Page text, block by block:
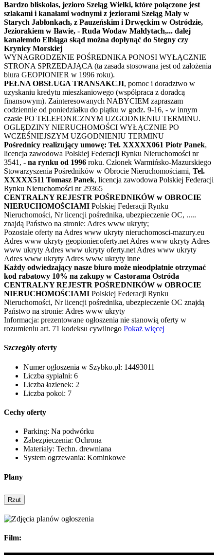
Bardzo bliskolas, jezioro Szeląg Wielki, które połączone jest
szlakami i kanałami wodnymi z jeziorami Szeląg Mały w
Starych Jabłonkach, z Pauzeńskim i Drwęckim w Ostródzie,
Jeziorakiem w Iławie, - Ruda Woda w Małdytach,... dalej
kanałemdo Elbląga skąd można dopłynąć do Stegny czy
Krynicy Morskiej
WYNAGRODZENIE POŚREDNIKA PONOSI WYŁĄCZNIE
STRONA SPRZEDAJĄCA (ta zasada stosowana jest od założenia
biura GEOPIONIER w 1996 roku).
PEŁNA OBSŁUGA TRANSAKCJI, pomoc i doradztwo w
uzyskaniu kredytu mieszkaniowego (współpraca z doradcą
finansowym). Zainteresowanych NABYCIEM zapraszam
codziennie od poniedziałku do piątku w godz. 9-16, - w innym
czasie PO TELEFONICZNYM UZGODNIENIU TERMINU.
OGLĘDZINY NIERUCHOMOŚCI WYŁĄCZNIE PO
WCZEŚNIEJSZYM UZGODNIENIU TERMINU
Pośrednicy realizujący umowę: Tel. XXXXX061 Piotr Panek,
licencja zawodowa Polskiej Federacji Rynku Nieruchomości nr
3541, - na rynku od 1996 roku. Członek Warmińsko-Mazurskiego
Stowarzyszenia Pośredników w Obrocie Nieruchomościami, Tel.
XXXXX511 Tomasz Panek, licencja zawodowa Polskiej Federacji
Rynku Nieruchomości nr 29365
CENTRALNY REJESTR POŚREDNIKÓW w OBROCIE
NIERUCHOMOŚCIAMI Polskiej Federacji Rynku
Nieruchomości, Nr licencji pośrednika, ubezpieczenie OC, .....
znajdą Państwo na stronie: Adres www ukryty;
Pozostałe oferty na Adres www ukryty nieruchomosci-mazury.eu
Adres www ukryty geopionier.oferty.net Adres www ukryty Adres
www ukryty Adres www ukryty oferty.net Adres www ukryty
Adres www ukryty Adres www ukryty inne
Każdy odwiedzający nasze biuro może nieodpłatnie otrzymać
kod rabatowy 10% na zakupy w Castorama Ostróda
CENTRALNY REJESTR POŚREDNIKÓW w OBROCIE
NIERUCHOMOŚCIAMI Polskiej Federacji Rynku
Nieruchomości, Nr licencji pośrednika, ubezpieczenie OC znajdą
Państwo na stronie: Adres www ukryty
Informacja: prezentowane ogłoszenia nie stanowią oferty w
rozumieniu art. 71 kodeksu cywilnego Pokaż więcej
Szczegóły oferty
Numer ogłoszenia w Szybko.pl: 14493011
Liczba sypialni: 6
Liczba łazienek: 2
Liczba pokoi: 7
Cechy oferty
Parking: Na podwórku
Zabezpieczenia: Ochrona
Materiały: Techn. drewniana
System ogrzewania: Kominkowe
Plany
Rzut
Film: